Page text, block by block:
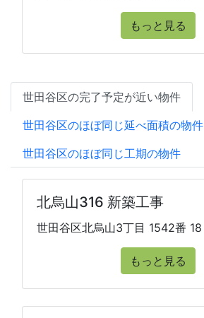
もっと見る
世田谷区の完了予定が近い物件
世田谷区のほぼ同じ延べ面積の物件
世田谷区のほぼ同じ工期の物件
北烏山316 新築工事
世田谷区北烏山3丁目 1542番 18
もっと見る